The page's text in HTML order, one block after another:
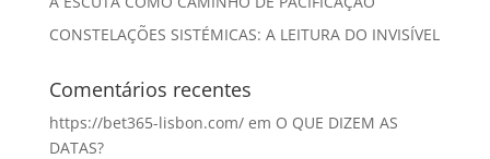
CONSTELAÇÕES SISTÉMICAS: A LEITURA DO INVISÍVEL
Comentários recentes
https://bet365-lisbon.com/em O QUE DIZEM AS
DATAS?